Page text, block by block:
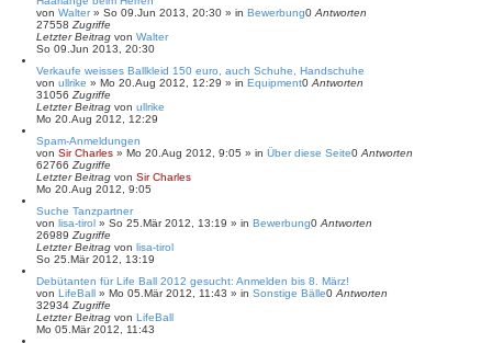
von Walter» So 09.Jun 2013, 20:30 » in Bewerbung0 Antworten
27558 Zugriffe
Letzter Beitrag von Walter
So 09.Jun 2013, 20:30
Verkaufe weisses Ballkleid 150 euro, auch Schuhe, Handschuhe
von ullrike » Mo 20.Aug 2012, 12:29 » in Equipment0 Antworten
31056 Zugriffe
Letzter Beitrag von ullrike
Mo 20.Aug 2012, 12:29
Spam-Anmeldungen
von Sir Charles » Mo 20.Aug 2012, 9:05 » in Über diese Seite0 Antworten
62766 Zugriffe
Letzter Beitrag von Sir Charles
Mo 20.Aug 2012, 9:05
Suche Tanzpartner
von lisa-tirol » So 25.Mär 2012, 13:19 » in Bewerbung0 Antworten
26989 Zugriffe
Letzter Beitrag von lisa-tirol
So 25.Mär 2012, 13:19
Debütanten für Life Ball 2012 gesucht: Anmelden bis 8. März!
von LifeBall » Mo 05.Mär 2012, 11:43 » in Sonstige Bälle0 Antworten
32934 Zugriffe
Letzter Beitrag von LifeBall
Mo 05.Mär 2012, 11:43